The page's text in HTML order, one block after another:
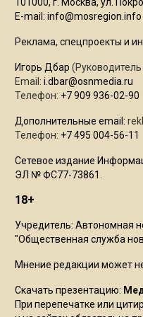
E-mail: info@mosregion.info
Реклама, спецпроекты и
Игорь Дбар
Email: i.dbar@osnmedia.ru
Телефон: +7 909 936-02-90
Дополнительные email:
Телефон: +7 495 004-56-11
Сетевое издание
ЭЛ № ФС77-73861.
18+
Учредитель: Автономная
"Общественная служба
Мнение редакции может
Скачать презентацию:
При перепечатке или